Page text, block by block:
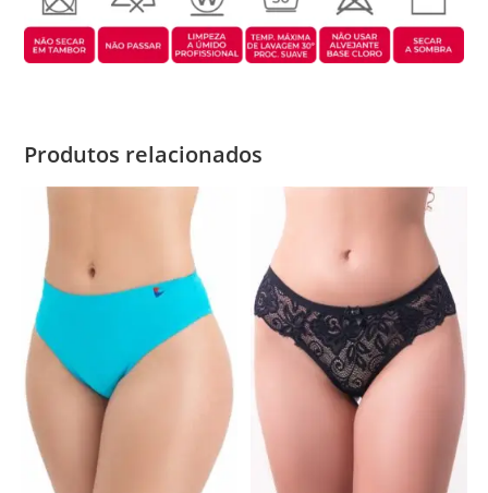
Produtos relacionados